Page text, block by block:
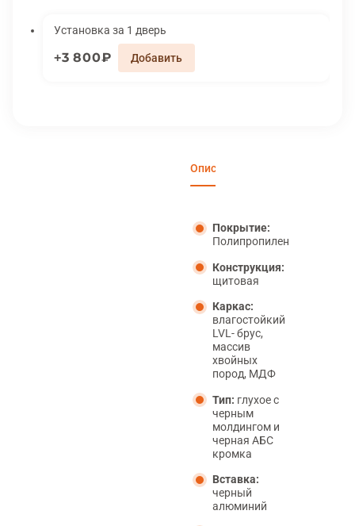
Установка за 1 дверь
3 800₽
Описание
Покрытие:
Полипропилен
Конструкция:
щитовая
Каркас:
влагостойкий
LVL- брус,
массив
хвойных
пород, МДФ
Тип: глухое с
черным
молдингом и
черная АБС
кромка
Вставка:
черный
алюминий